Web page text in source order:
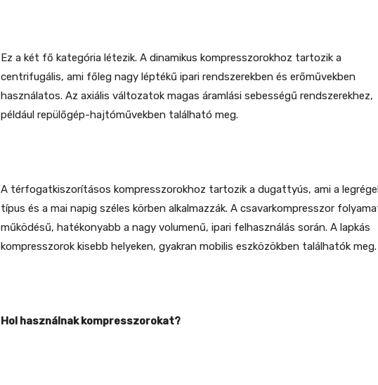
Ez a két fő kategória létezik. A dinamikus kompresszorokhoz tartozik a
centrifugális, ami főleg nagy léptékű ipari rendszerekben és erőművekben
használatos. Az axiális változatok magas áramlási sebességű rendszerekhez,
például repülőgép-hajtóművekben található meg.
A térfogatkiszorításos kompresszorokhoz tartozik a dugattyús, ami a
típus és a mai napig széles körben alkalmazzák. A csavarkompresszor
működésű, hatékonyabb a nagy volumenű, ipari felhasználás során. A lapkás
kompresszorok kisebb helyeken, gyakran mobilis eszközökben találhatók meg.
Hol használnak kompresszorokat?